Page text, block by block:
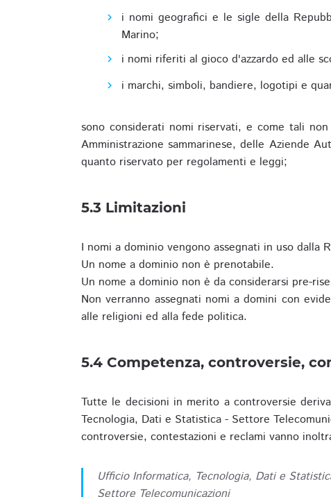
i nomi geografici e le sigle della
Marino;
i nomi riferiti al gioco d'azzardo ed alle
i marchi, simboli, bandiere, logotipi e
sono considerati nomi riservati, e come tali
Amministrazione sammarinese, delle Aziende
quanto riservato per regolamenti e leggi;
5.3 Limitazioni
I nomi a dominio vengono assegnati in uso
Un nome a dominio non è prenotabile.
Un nome a dominio non è da considerarsi pre-
Non verranno assegnati nomi a domini con
alle religioni ed alla fede politica.
5.4 Competenza, controversie,
Tutte le decisioni in merito a controversie
Tecnologia, Dati e Statistica - Settore
controversie, contestazioni e reclami vanno
Ufficio Informatica, Tecnologia, Dati e